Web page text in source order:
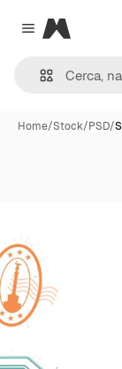
Close menu
Magnific
Home/Stock/PSD/